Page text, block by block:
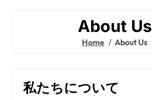
About Us
Home About Us
私たちについて